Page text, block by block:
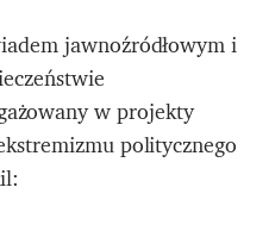
jawnoźródłowym i
w projekty
politycznego